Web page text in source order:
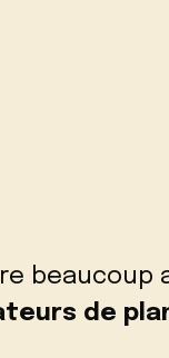
beaucoup
de